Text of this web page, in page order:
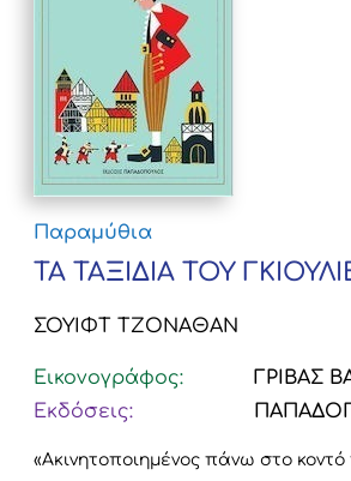
Παραμύθια
ΤΑ ΤΑΞΙΔΙΑ ΤΟΥ
ΣΟΥΙΦΤ ΤΖΟΝΑΘΑΝ
Εικονογράφος:
ΓΡΙΒΑΣ
Εκδόσεις:
«Ακινητοποιημένος πάνω στο κοντό